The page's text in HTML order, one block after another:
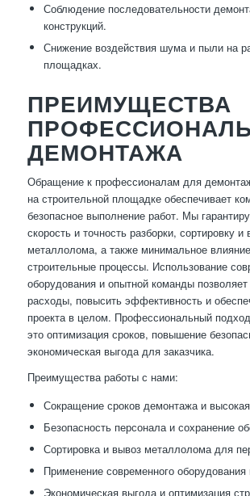
Соблюдение последовательности
конструкций.
Снижение воздействия шума и пыли на
площадках.
ПРЕИМУЩЕСТВА
ДЕМОНТАЖА
Обращение к профессионалам для
на строительной площадке обеспечивает
безопасное выполнение работ. Мы
скорость и точность разборки, сортировку и
металлолома, а также минимальное
строительные процессы. Использование
оборудования и опытной команды позволяет
расходы, повысить эффективность и
проекта в целом. Профессиональный
это оптимизация сроков, повышение
экономическая выгода для заказчика.
Преимущества работы с нами:
Сокращение сроков демонтажа и
Безопасность персонала и сохранение
Сортировка и вывоз металлолома для
Применение современного оборудования
Экономическая выгода и оптимизация